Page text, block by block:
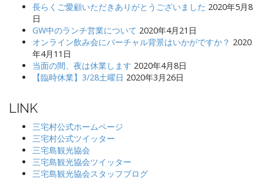
長らくご愛顧いただきありがとうございました 2020年5月8
日
GW中のランチ営業について 2020年4月21日
オンライン飲み会にバーチャル背景はいかがですか？ 2020
年4月11日
当面の間、夜は休業します 2020年4月8日
【臨時休業】3/28土曜日 2020年3月26日
LINK
三宅村公式ホームページ
三宅村公式ツイッター
三宅島観光協会
三宅島観光協会ツイッター
三宅島観光協会スタッフブログ